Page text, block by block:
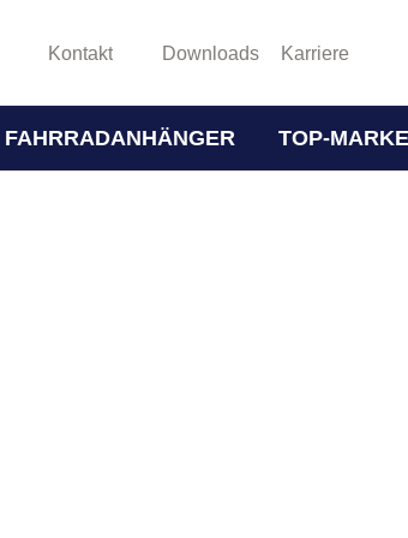
Kontakt Downloads Karriere
FAHRRADANHÄNGER TOP-